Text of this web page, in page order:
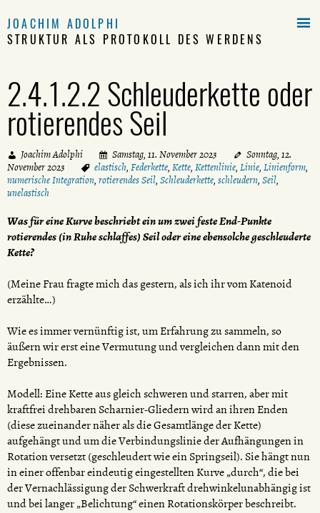
JOACHIM ADOLPHI
STRUKTUR ALS PROTOKOLL DES WERDENS
2.4.1.2.2 Schleuderkette oder
rotierendes Seil
Joachim Adolphi Samstag, 11. November 2023
Sonntag, 12.
November 2023
elastisch, Federkette, Kette, Kettenlinie, Linie, Linienform,
numerische Integration, rotierendes Seil, Schleuderkette, schleudern, Seil,
unelastisch
Was für eine Kurve beschriebt ein um zwei feste End-Punkte
rotierendes (in Ruhe schlaffes) Seil oder eine ebensolche geschleuderte
Kette?
(Meine Frau fragte mich das gestern, als ich ihr vom Katenoid
erzählte…)
Wie es immer vernünftig ist, um Erfahrung zu sammeln, so
äußern wir erst eine Vermutung und vergleichen dann mit den
Ergebnissen.
Modell: Eine Kette aus gleich schweren und starren, aber mit
kraftfrei drehbaren Scharnier-Gliedern wird an ihren Enden
(diese zueinander näher als die Gesamtlänge der Kette)
aufgehängt und um die Verbindungslinie der Aufhängungen in
Rotation versetzt (geschleudert wie ein Springseil). Sie hängt nun
in einer offenbar eindeutig eingestellten Kurve „durch“, die bei
der Vernachlässigung der Schwerkraft drehwinkelunabhängig ist
und bei langer „Belichtung“ einen Rotationskörper beschreibt.
